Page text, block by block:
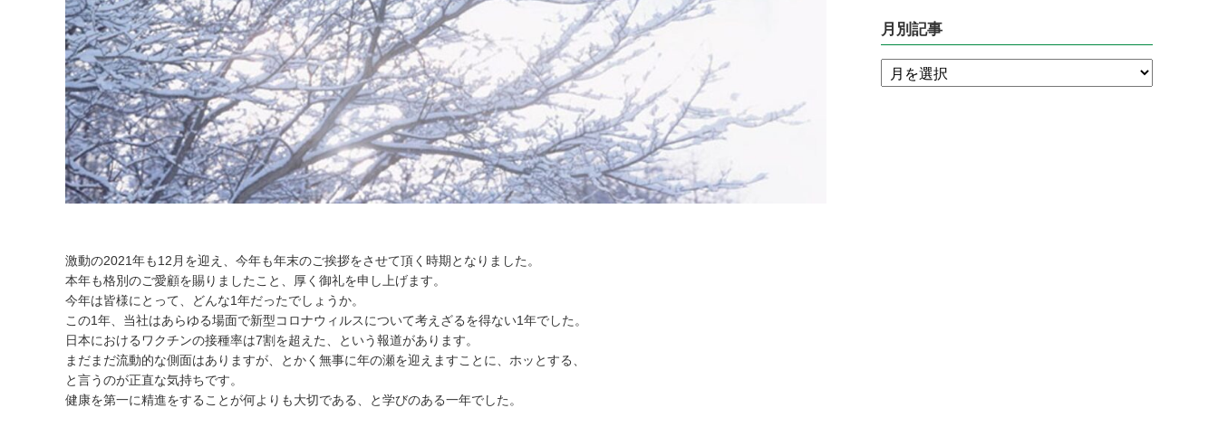
激動の2021年も12月を迎え、今年も年末のご挨拶をさせて頂く時期となりました。
本年も格別のご愛顧を賜りましたこと、厚く御礼を申し上げます。
今年は皆様にとって、どんな1年だったでしょうか。
この1年、当社はあらゆる場面で新型コロナウィルスについて考えざるを得ない1年でした。
日本におけるワクチンの接種率は7割を超えた、という報道があります。
まだまだ流動的な側面はありますが、とかく無事に年の瀬を迎えますことに、ホッとする、
と言うのが正直な気持ちです。
健康を第一に精進をすることが何よりも大切である、と学びのある一年でした。
月別記事